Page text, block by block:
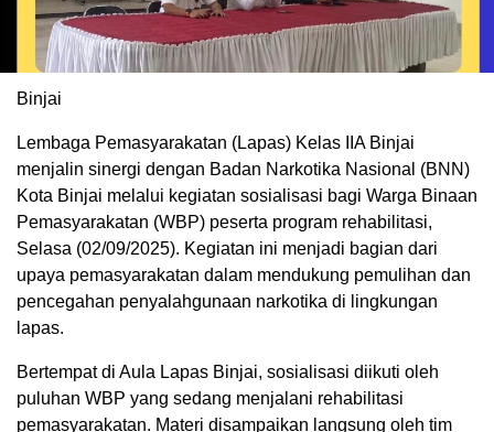
Binjai
Lembaga Pemasyarakatan (Lapas) Kelas IIA Binjai
menjalin sinergi dengan Badan Narkotika Nasional (BNN)
Kota Binjai melalui kegiatan sosialisasi bagi Warga Binaan
Pemasyarakatan (WBP) peserta program rehabilitasi,
Selasa (02/09/2025). Kegiatan ini menjadi bagian dari
upaya pemasyarakatan dalam mendukung pemulihan dan
pencegahan penyalahgunaan narkotika di lingkungan
lapas.
Bertempat di Aula Lapas Binjai, sosialisasi diikuti oleh
puluhan WBP yang sedang menjalani rehabilitasi
pemasyarakatan. Materi disampaikan langsung oleh tim